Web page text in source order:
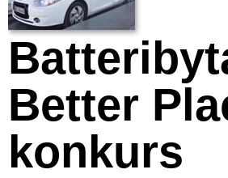
Better
konkurs